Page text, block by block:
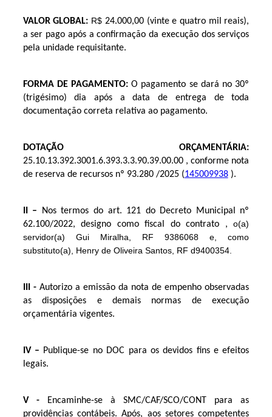
VALOR GLOBAL: R$ 24.000,00 (vinte e quatro mil reais),
a ser pago após a confirmação da execução dos serviços
pela unidade requisitante.
FORMA DE PAGAMENTO: O pagamento se dará no 30º
(trigésimo) dia após a data de entrega de toda
documentação correta relativa ao pagamento.
DOTAÇÃO ORÇAMENTÁRIA:
25.10.13.392.3001.6.393.3.3.90.39.00.00 , conforme nota
de reserva de recursos nº 93.280/2025 (145009938).
II –
Nos termos do art. 121 do Decreto Municipal nº
62.100/2022, designo como fiscal do contrato ,o(a)
servidor(a) Gui Miralha, RF 9386068 e, como
substituto(a), Henry de Oliveira Santos, RF d9400354.
III - Autorizo a emissão da nota de empenho observadas
as disposições e demais normas de execução
orçamentária vigentes.
IV – Publique-se no DOC para os devidos fins e efeitos
legais.
V -Encaminhe-se à SMC/CAF/SCO/CONT para as
providências contábeis. Após, aos setores competentes